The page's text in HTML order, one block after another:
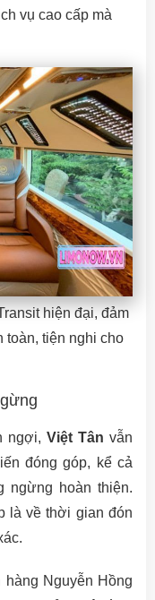
vụ cao cấp mà
hiện đại, đảm
toàn, tiện nghi cho
ngợi, Việt Tân vẫn
đóng góp, kể cả
ngừng hoàn thiện.
là về thời gian đón
Nguyễn Hồng